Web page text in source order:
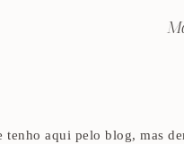
aqui pelo blog, mas